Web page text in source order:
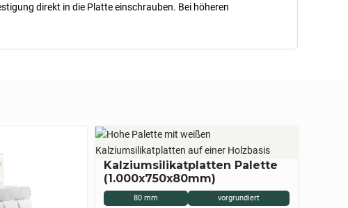
direkt in die Platte einschrauben. Bei höheren
80 mm vorgrundiert
Kalziumsilikatplatten Palette
(1.000x750x80mm)